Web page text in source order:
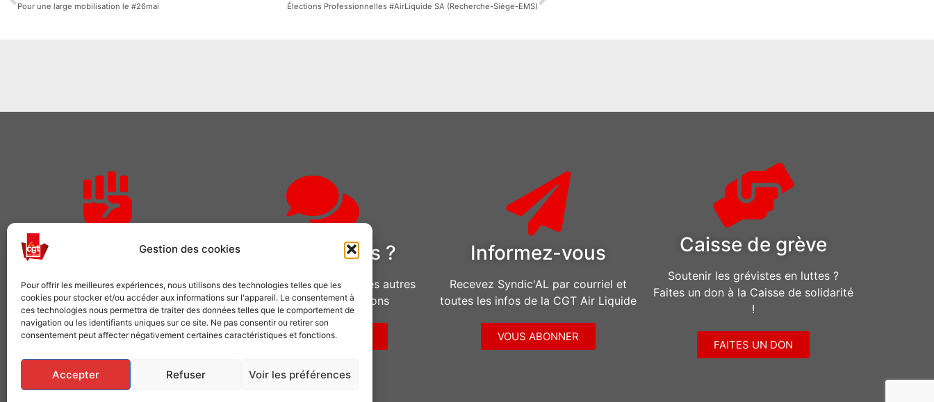
Gestion des cookies
Pour offrir les meilleures expériences, nous utilisons des technologies telles que les
cookies pour stocker et/ou accéder aux informations sur l'appareil. Le consentement à
ces technologies nous permettra de traiter des données telles que le comportement de
navigation ou les identifiants uniques sur ce site. Ne pas consentir ou retirer son
consentement peut affecter négativement certaines caractéristiques et fonctions.
Accepter Refuser Voir les préférences
Pour une large mobilisation le #26mai Élections Professionnelles #AirLiquide SA (Recherche-Siège-EMS)
Rejoignez-nous
Comme plusieurs centaines de
milliers de salariés, choisissez la CGT
VOUS SYNDIQUER
Des questions ?
Pour adhérer ou pour toutes autres
demandes d’informations
NOUS CONTACTER
Informez-vous
Recevez Syndic'AL par courriel et
toutes les infos de la CGT Air Liquide
VOUS ABONNER
Caisse de grève
Soutenir les grévistes en luttes ?
Faites un don à la Caisse de solidarité
!
FAITES UN DON